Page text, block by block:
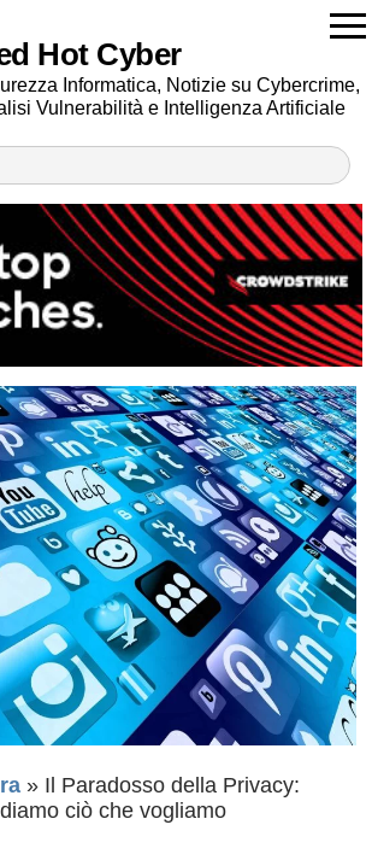
Hot Cyber
Informatica, Notizie su Cybercrime,
Vulnerabilità e Intelligenza Artificiale
» Il Paradosso della Privacy:
ciò che vogliamo